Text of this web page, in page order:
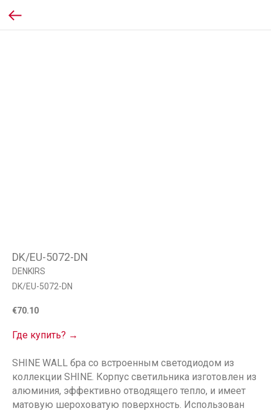
DK/EU-5072-DN
DENKIRS
DK/EU-5072-DN
€70.10
Где купить? →
SHINE WALL бра со встроенным светодиодом из
коллекции SHINE. Корпус светильника изготовлен из
алюминия, эффективно отводящего тепло, и имеет
матовую шероховатую поверхность. Использован